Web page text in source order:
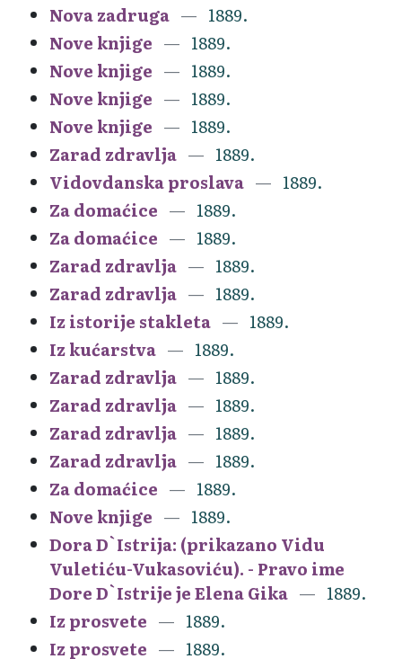
Nova zadruga
1889.
Nove knjige
1889.
Nove knjige
1889.
Nove knjige
1889.
Nove knjige
1889.
Zarad zdravlja
1889.
Vidovdanska proslava
1889.
Za domaćice
1889.
Za domaćice
1889.
Zarad zdravlja
1889.
Zarad zdravlja
1889.
Iz istorije stakleta
1889.
Iz kućarstva
1889.
Zarad zdravlja
1889.
Zarad zdravlja
1889.
Zarad zdravlja
1889.
Zarad zdravlja
1889.
Za domaćice
1889.
Nove knjige
1889.
Dora D`Istrija: (prikazano Vidu
Vuletiću-Vukasoviću). - Pravo ime
Dore D`Istrije je Elena Gika
1889.
Iz prosvete
1889.
Iz prosvete
1889.